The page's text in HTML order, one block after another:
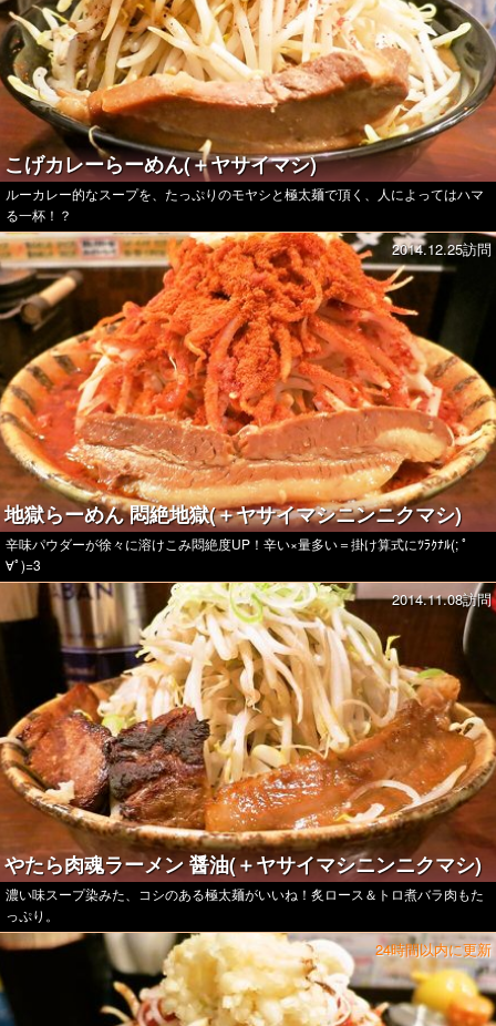
こげカレーらーめん(＋ヤサイマシ)
ルーカレー的なスープを、たっぷりのモヤシと極太麺で頂く、人によってはハマ
る一杯！？
2014.12.25訪問
地獄らーめん 悶絶地獄(＋ヤサイマシニンニクマシ)
辛味パウダーが徐々に溶けこみ悶絶度UP！辛い×量多い＝掛け算式にﾂﾗｸﾅﾙ(; ﾟ
∀ﾟ)=3
2014.11.08訪問
やたら肉魂ラーメン 醤油(＋ヤサイマシニンニクマシ)
濃い味スープ染みた、コシのある極太麺がいいね！炙ロース＆トロ煮バラ肉もた
っぷり。
24時間以内に更新